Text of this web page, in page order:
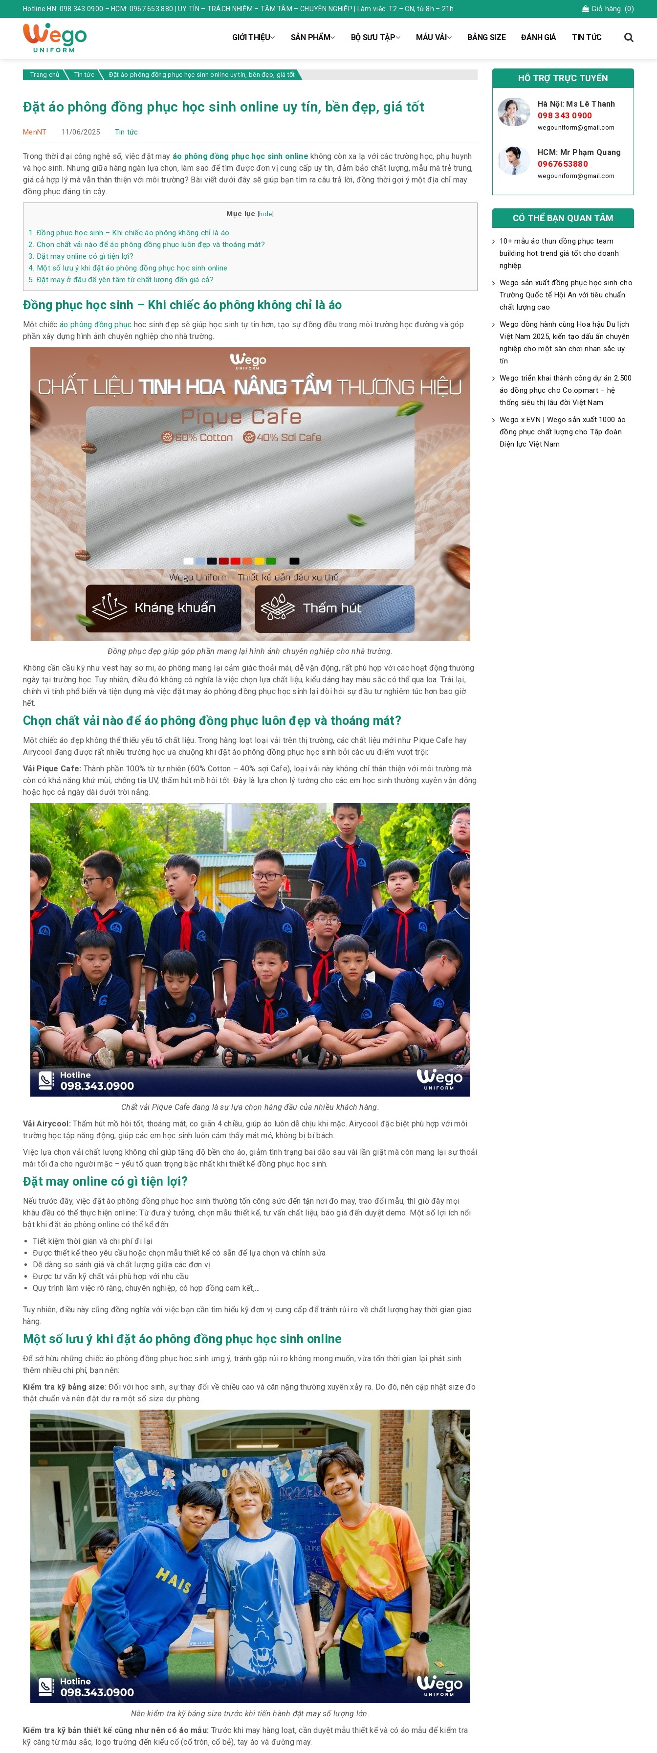
Hotline HN: 098.343.0900 – HCM: 0967 653 880 | UY TÍN – TRÁCH NHIỆM – TẬM TÂM – CHUYÊN NGHIỆP | Làm việc: T2 – CN, từ 8h – 21h Giỏ hàng (0)
GIỚI THIỆU SẢN PHẨM BỘ SƯU TẬP MẪU VẢI BẢNG SIZE ĐÁNH GIÁ TIN TỨC
Trang chủ Tin tức Đặt áo phông đồng phục học sinh online uy tín, bền đẹp, giá tốt
Đặt áo phông đồng phục học sinh online uy tín, bền đẹp, giá tốt
MenNT 11/06/2025 Tin tức
Trong thời đại công nghệ số, việc đặt may áo phông đồng phục học sinh online không còn xa lạ với các trường học, phụ huynh
và học sinh. Nhưng giữa hàng ngàn lựa chọn, làm sao để tìm được đơn vị cung cấp uy tín, đảm bảo chất lượng, mẫu mã trẻ trung,
giá cả hợp lý mà vẫn thân thiện với môi trường? Bài viết dưới đây sẽ giúp bạn tìm ra câu trả lời, đồng thời gợi ý một địa chỉ may
đồng phục đáng tin cậy.
Mục lục [hide]
1. Đồng phục học sinh – Khi chiếc áo phông không chỉ là áo
2. Chọn chất vải nào để áo phông đồng phục luôn đẹp và thoáng mát?
3. Đặt may online có gì tiện lợi?
4. Một số lưu ý khi đặt áo phông đồng phục học sinh online
5. Đặt may ở đâu để yên tâm từ chất lượng đến giá cả?
Đồng phục học sinh – Khi chiếc áo phông không chỉ là áo
Một chiếc áo phông đồng phục học sinh đẹp sẽ giúp học sinh tự tin hơn, tạo sự đồng đều trong môi trường học đường và góp
phần xây dựng hình ảnh chuyên nghiệp cho nhà trường.
Đồng phục đẹp giúp góp phần mang lại hình ảnh chuyên nghiệp cho nhà trường.
Không cần cầu kỳ như vest hay sơ mi, áo phông mang lại cảm giác thoải mái, dễ vận động, rất phù hợp với các hoạt động thường
ngày tại trường học. Tuy nhiên, điều đó không có nghĩa là việc chọn lựa chất liệu, kiểu dáng hay màu sắc có thể qua loa. Trái lại,
chính vì tính phổ biến và tiện dụng mà việc đặt may áo phông đồng phục học sinh lại đòi hỏi sự đầu tư nghiêm túc hơn bao giờ
hết.
Chọn chất vải nào để áo phông đồng phục luôn đẹp và thoáng mát?
Một chiếc áo đẹp không thể thiếu yếu tố chất liệu. Trong hàng loạt loại vải trên thị trường, các chất liệu mới như Pique Cafe hay
Airycool đang được rất nhiều trường học ưa chuộng khi đặt áo phông đồng phục học sinh bởi các ưu điểm vượt trội:
Vải Pique Cafe: Thành phần 100% từ tự nhiên (60% Cotton – 40% sợi Cafe), loại vải này không chỉ thân thiện với môi trường mà
còn có khả năng khử mùi, chống tia UV, thấm hút mồ hôi tốt. Đây là lựa chọn lý tưởng cho các em học sinh thường xuyên vận động
hoặc học cả ngày dài dưới trời nắng.
Chất vải Pique Cafe đang là sự lựa chọn hàng đầu của nhiều khách hàng.
Vải Airycool: Thấm hút mồ hôi tốt, thoáng mát, co giãn 4 chiều, giúp áo luôn dễ chịu khi mặc. Airycool đặc biệt phù hợp với môi
trường học tập năng động, giúp các em học sinh luôn cảm thấy mát mẻ, không bị bí bách.
Việc lựa chọn vải chất lượng không chỉ giúp tăng độ bền cho áo, giảm tình trạng bai dão sau vài lần giặt mà còn mang lại sự thoải
mái tối đa cho người mặc – yếu tố quan trọng bậc nhất khi thiết kế đồng phục học sinh.
Đặt may online có gì tiện lợi?
Nếu trước đây, việc đặt áo phông đồng phục học sinh thường tốn công sức đến tận nơi đo may, trao đổi mẫu, thì giờ đây mọi
khâu đều có thể thực hiện online: Từ đưa ý tưởng, chọn mẫu thiết kế, tư vấn chất liệu, báo giá đến duyệt demo. Một số lợi ích nổi
bật khi đặt áo phông online có thể kể đến:
Tiết kiệm thời gian và chi phí đi lại
Được thiết kế theo yêu cầu hoặc chọn mẫu thiết kế có sẵn để lựa chọn và chỉnh sửa
Dễ dàng so sánh giá và chất lượng giữa các đơn vị
Được tư vấn kỹ chất vải phù hợp với nhu cầu
Quy trình làm việc rõ ràng, chuyên nghiệp, có hợp đồng cam kết,…
Tuy nhiên, điều này cũng đồng nghĩa với việc bạn cần tìm hiểu kỹ đơn vị cung cấp để tránh rủi ro về chất lượng hay thời gian giao
hàng.
Một số lưu ý khi đặt áo phông đồng phục học sinh online
Để sở hữu những chiếc áo phông đồng phục học sinh ưng ý, tránh gặp rủi ro không mong muốn, vừa tốn thời gian lại phát sinh
thêm nhiều chi phí, bạn nên:
Kiểm tra kỹ bảng size: Đối với học sinh, sự thay đổi về chiều cao và cân nặng thường xuyên xảy ra. Do đó, nên cập nhật size đo
thật chuẩn và nên đặt dư ra một số size dự phòng.
Nên kiểm tra kỹ bảng size trước khi tiến hành đặt may số lượng lớn.
Kiểm tra kỹ bản thiết kế cũng như nên có áo mẫu: Trước khi may hàng loạt, cần duyệt mẫu thiết kế và có áo mẫu để kiểm tra
kỹ càng từ màu sắc, logo trường đến kiểu cổ (cổ tròn, cổ bẻ), tay áo và đường may.
HỖ TRỢ TRỰC TUYẾN
Hà Nội: Ms Lê Thanh
098 343 0900
wegouniform@gmail.com
HCM: Mr Phạm Quang
0967653880
wegouniform@gmail.com
CÓ THỂ BẠN QUAN TÂM
10+ mẫu áo thun đồng phục team
building hot trend giá tốt cho doanh
nghiệp
Wego sản xuất đồng phục học sinh cho
Trường Quốc tế Hội An với tiêu chuẩn
chất lượng cao
Wego đồng hành cùng Hoa hậu Du lịch
Việt Nam 2025, kiến tạo dấu ấn chuyên
nghiệp cho một sân chơi nhan sắc uy
tín
Wego triển khai thành công dự án 2.500
áo đồng phục cho Co.opmart – hệ
thống siêu thị lâu đời Việt Nam
Wego x EVN | Wego sản xuất 1000 áo
đồng phục chất lượng cho Tập đoàn
Điện lực Việt Nam